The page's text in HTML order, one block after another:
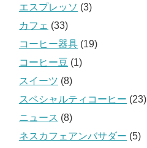
エスプレッソ (3)
カフェ (33)
コーヒー器具 (19)
コーヒー豆 (1)
スイーツ (8)
スペシャルティコーヒー (23)
ニュース (8)
ネスカフェアンバサダー (5)